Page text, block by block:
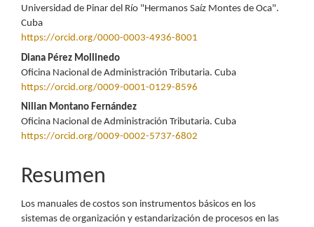
Universidad de Pinar del Río "Hermanos Saíz Montes de Oca".
Cuba
https://orcid.org/0000-0003-4936-8001
Diana Pérez Mollinedo
Oficina Nacional de Administración Tributaria. Cuba
https://orcid.org/0009-0001-0129-8596
Nilian Montano Fernández
Oficina Nacional de Administración Tributaria. Cuba
https://orcid.org/0009-0002-5737-6802
Resumen
Los manuales de costos son instrumentos básicos en los
sistemas de organización y estandarización de procesos en las